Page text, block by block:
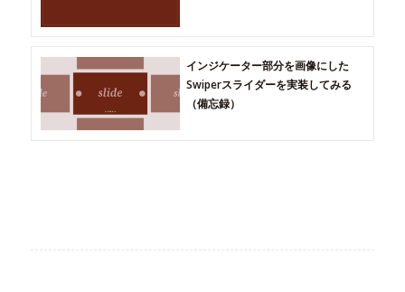
インジケーター部分を画像にした
Swiperスライダーを実装してみる
（備忘録）